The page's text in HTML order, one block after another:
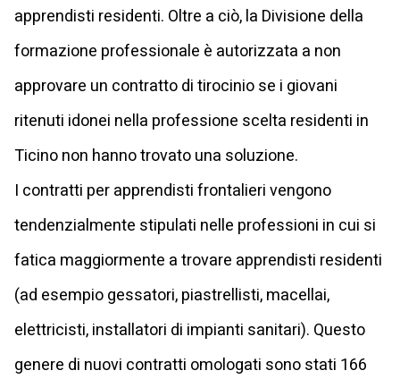
apprendisti residenti. Oltre a ciò, la Divisione della
formazione professionale è autorizzata a non
approvare un contratto di tirocinio se i giovani
ritenuti idonei nella professione scelta residenti in
Ticino non hanno trovato una soluzione.
I contratti per apprendisti frontalieri vengono
tendenzialmente stipulati nelle professioni in cui si
fatica maggiormente a trovare apprendisti residenti
(ad esempio gessatori, piastrellisti, macellai,
elettricisti, installatori di impianti sanitari). Questo
genere di nuovi contratti omologati sono stati 166